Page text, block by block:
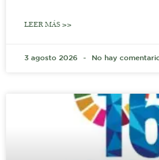
LEER MÁS >>
3 agosto 2026 No hay